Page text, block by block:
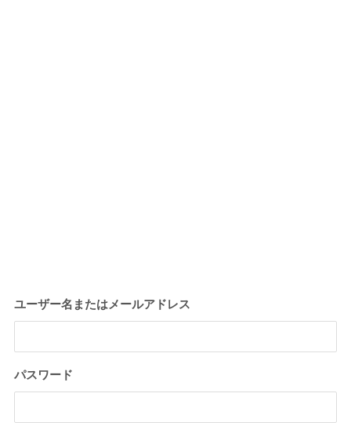
ユーザー名またはメールアドレス
パスワード